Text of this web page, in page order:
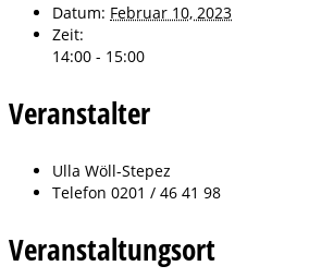
Datum: Februar 10, 2023
Zeit:
14:00 - 15:00
Veranstalter
Ulla Wöll-Stepez
Telefon 0201 / 46 41 98
Veranstaltungsort